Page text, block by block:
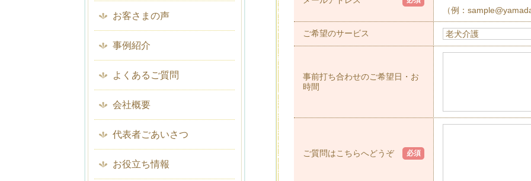
（例：
ご希望のサービス
事前打ち合わせのご希望日・お
時間
ご質問はこちらへどうぞ 必須
お客さまの声
事例紹介
よくあるご質問
会社概要
代表者ごあいさつ
お役立ち情報